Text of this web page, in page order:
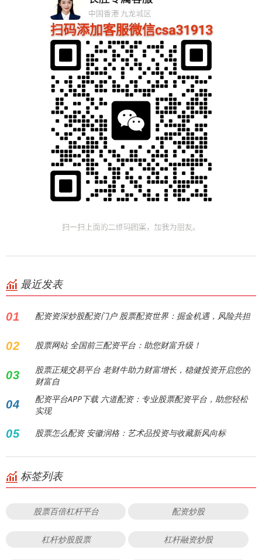
最近发表
01 配资资深炒股配资门户 股票配资世界：掘金机遇，风险共担
02 股票网站 全国前三配资平台：助您财富升级！
03
股票正规交易平台 老财牛助力财富增长，稳健投资开启您的
财富自
04
配资平台APP下载 六道配资：专业股票配资平台，助您轻松
实现
05 股票怎么配资 安徽润格：艺术品投资与收藏新风向标
标签列表
股票百倍杠杆平台 配资炒股
杠杆炒股股票 杠杆融资炒股